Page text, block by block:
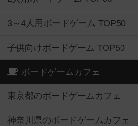
3～4人用ボードゲーム TOP50
子供向けボードゲーム TOP50
ボードゲームカフェ
東京都のボードゲームカフェ
神奈川県のボードゲームカフェ